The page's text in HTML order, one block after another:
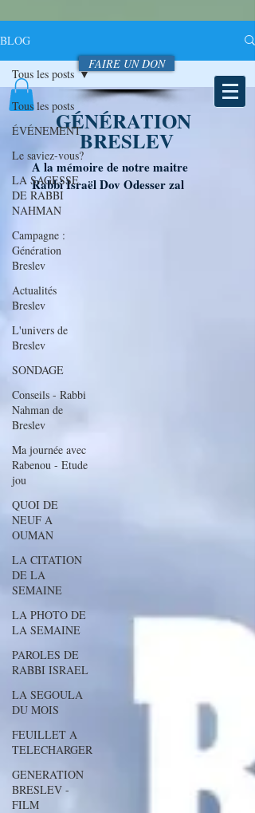
FAIRE UN DON
GÉNÉRATION
BRESLEV
A la mémoire de notre maitre
Rabbi Israël Dov Odesser zal
BLOG
Tous les posts
ÉVÉNEMENT
Le saviez-vous?
LA SAGESSE
DE RABBI
NAHMAN
Campagne :
Génération
Breslev
Actualités
Breslev
L'univers de
Breslev
SONDAGE
Conseils - Rabbi
Nahman de
Breslev
Ma journée avec
Rabenou - Etude
jou
QUOI DE
NEUF A
OUMAN
LA CITATION
DE LA
SEMAINE
LA PHOTO DE
LA SEMAINE
PAROLES DE
RABBI ISRAEL
LA SEGOULA
DU MOIS
FEUILLET A
TELECHARGER
GENERATION
BRESLEV -
FILM
Tous les posts